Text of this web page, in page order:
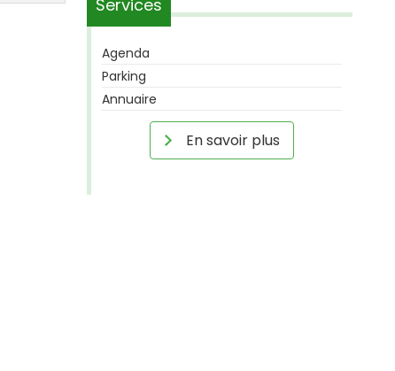
Services
Agenda
Parking
Annuaire
En savoir plus